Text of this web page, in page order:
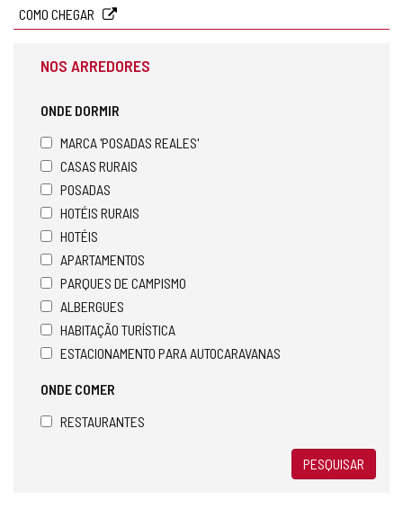
COMO CHEGAR
NOS ARREDORES
ONDE DORMIR
MARCA 'POSADAS REALES'
CASAS RURAIS
POSADAS
HOTÉIS RURAIS
HOTÉIS
APARTAMENTOS
PARQUES DE CAMPISMO
ALBERGUES
HABITAÇÃO TURÍSTICA
ESTACIONAMENTO PARA AUTOCARAVANAS
ONDE COMER
RESTAURANTES
PESQUISAR